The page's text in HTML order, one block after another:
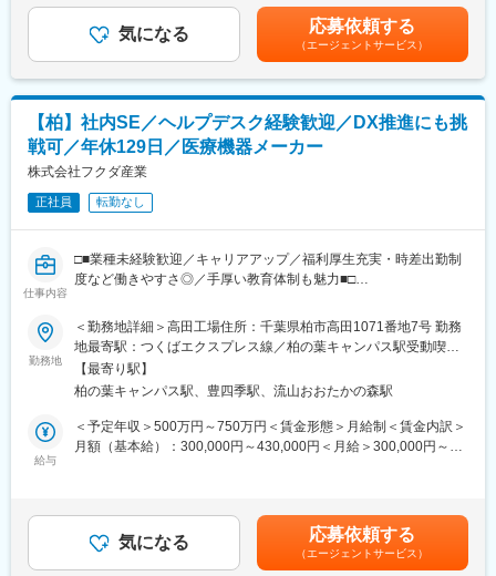
■当社の魅力：
◇月平均残業時間15時間程度
◇年間休日129日以上
◇資格支援、家族手当など福利厚生充実
変更の範囲：本文参照
・定期的に進捗状況を会議で報告しながら、形状・機能を決定し
ていきます。
・設計完了後、試作の製作・組立を行い、完成品を関係者で確認
・設計から完成まで一貫して担当していただきます。
■組織構成：
験者がおり、20代から50代まで幅広い年齢で構成されておりま
す。
■就業環境
残業時間月20時間ほどで働きやすい環境です。
■魅力：
（1）同社では100種500品目を超える医療機器を取り扱っており
改良・開発も頻繁に行っています。また、一つの製品を1人で設計
から納品まで一貫して担当するので、自分で設計した製品を確認
す。やればやるほど、キャリアアップにつながる所が魅力です。
（2）既存製品のカスタマイズだけではなく、医師の要望を反映し
を営業を通してですが聞くことが出来る為、モチベーションアッ
プにもつながります。
＞※超過した時間外労働の残業時間代は追加支給■賞与実績:年2
回、昨年度実績4か月分賃金はあくまでも目安の金額であり、選考
を通じて上下する可能性があります。月給(月額)は固定手当を含め
た表記です。
気になる 応募依頼する
（エージェントサービス）
【柏】社内SE／ヘルプデスク経験歓迎／DX推進にも挑
戦可／年休129日／医療機器メーカー
株式会社フクダ産業
正社員 転勤なし
仕事内容
□■業種未経験歓迎／キャリアアップ／福利厚生充実・時差出勤制
度など働きやすさ◎／手厚い教育体制も魅力■□
1935年創業の医療機器メーカーで、社内SEとしてご活躍いただき
ます。
まずはヘルプデスクやPC・サーバー運用からスタートし、将来的
にはシステム導入やDX推進にも携われる環境です。
年間休日129日、有休取得率91％、転勤なしと長期就業しやすい
環境も魅力です。
■業務概要
最初はヘルプデスク（問合せ対応など）から、その後はご経験に
合わせて、社内システムの最適化・導入や生産性向上のための業
務効率化、さらなるDX化推進などに携わっていただきます。
勤務地
＜勤務地詳細＞高田工場住所：千葉県柏市高田1071番地7号 勤務
地最寄駅：つくばエクスプレス線／柏の葉キャンパス駅受動喫煙
対策：屋内全面禁煙変更の範囲：【変更の範囲：流山本社および
高田工場】
【最寄り駅】
柏の葉キャンパス駅、豊四季駅、流山おおたかの森駅
給与
＜予定年収＞500万円～750万円＜賃金形態＞月給制＜賃金内訳＞
月額（基本給）：300,000円～430,000円＜月給＞300,000円～
主任（月給34万円×12ヶ月＋諸手当）・年収820万円 課長（月給
48万円×12ヶ月＋諸手当）賃金はあくまでも目安の金額であり、
選考を通じて上下する可能性があります。月給(月額)は固定手当を
気になる 応募依頼する
（エージェントサービス）